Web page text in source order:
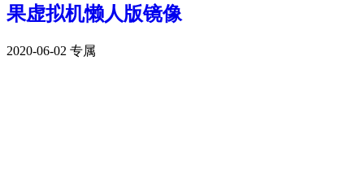
果虚拟机懒人版镜像
2020-06-02 专属